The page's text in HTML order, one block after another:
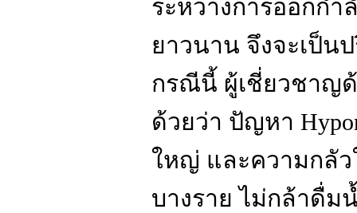
ระหว่างการออกกำ
ยาวนาน จึงจะเป็น
กรณีนี้ ผู้เชี่ยวชาญ
ด้วยว่า ปัญหา
ใหญ่ และความกลั
บางราย ไม่กล้าดื่ม